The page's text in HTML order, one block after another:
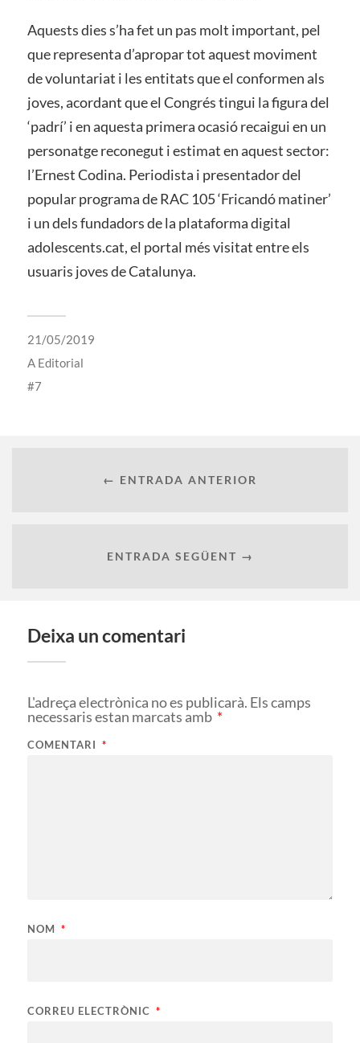
Aquests dies s’ha fet un pas molt important, pel
que representa d’apropar tot aquest moviment
de voluntariat i les entitats que el conformen als
joves, acordant que el Congrés tingui la figura del
‘padrí’ i en aquesta primera ocasió recaigui en un
personatge reconegut i estimat en aquest sector:
l’Ernest Codina. Periodista i presentador del
popular programa de RAC 105 ‘Fricandó matiner’
i un dels fundadors de la plataforma digital
adolescents.cat, el portal més visitat entre els
usuaris joves de Catalunya.
21/05/2019
A Editorial
7
← ENTRADA ANTERIOR
ENTRADA SEGÜENT →
Deixa un comentari
L'adreça electrònica no es publicarà. Els camps
necessaris estan marcats amb *
COMENTARI *
NOM *
CORREU ELECTRÒNIC *